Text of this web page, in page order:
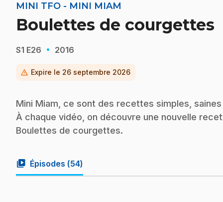
MINI TFO - MINI MIAM
Boulettes de courgettes
S1 E26 · 2016
warning Expire le 26 septembre 2026
Mini Miam, ce sont des recettes simples,
À chaque vidéo, on découvre une nouvelle
Boulettes de courgettes.
video_library Épisodes (54)